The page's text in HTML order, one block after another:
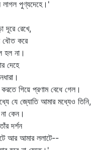
লাগল পুণ্যদেহে।'
দূরে রেখে,
ধৌত করে
না।
দেহে
গিয়ে প্রণাম বেধে গেল।
যে জ্যোতি আমার মধ্যেও তিনি,
কেন।
দর্শন
আমার ললাটে--